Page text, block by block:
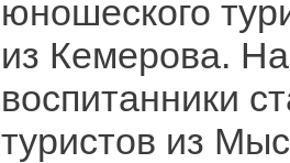
юношеского
из Кемерова.
воспитанники
туристов из